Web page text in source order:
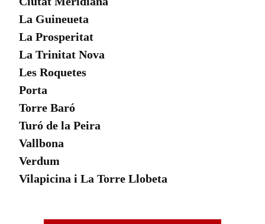
La Guineueta
La Prosperitat
La Trinitat Nova
Les Roquetes
Porta
Torre Baró
Turó de la Peira
Vallbona
Verdum
Vilapicina i La Torre Llobeta